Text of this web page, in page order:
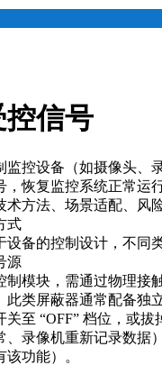
信号
控设备（如摄像头
恢复监控系统正常
方法、场景适配、风
式​
备的控制设计，不同
源​
模块，需通过物理接
此类屏蔽器通常配备独
至 “OFF” 档位，或
录像机重新记录数
功能）。​